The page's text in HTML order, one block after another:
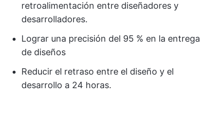
retroalimentación entre diseñadores y
desarrolladores.
Lograr una precisión del 95 % en la entrega
de diseños
Reducir el retraso entre el diseño y el
desarrollo a 24 horas.